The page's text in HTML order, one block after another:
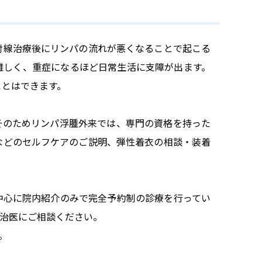
治療後にリンパの流れが悪くなることで起こる
く、重症になるほど日常生活に支障が出ます。
はできます。
ためリンパ浮腫外来では、専門の資格を持った
のセルフケアのご説明、弾性着衣の相談・装着
に院内紹介のみで完全予約制の診療を行ってい
医にご相談ください。